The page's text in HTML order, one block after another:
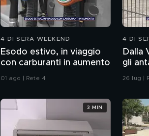
4 DI SERA WEEKEND
Esodo estivo, in viaggio
con carburanti in aumento
01 ago | Rete 4
4 DI
Dalla
gli
forze
26 lug |
3 MIN